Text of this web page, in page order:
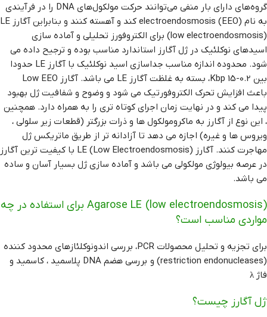
گروه‌های دارای بار منفی می‌توانند حرکت مولکول‌های DNA را در فرآیندی
به نام electroendosmosis (EEO) کند و آهسته کنند و بنابراین آگارز LE
(low electroendosmosis) برای الکتروفورز تحلیلی و آماده سازی
اسیدهای نوکلئیک در ژل آگارز استاندارد مناسب بوده و ترجیح داده می
شود. محدوده اندازه مناسب جداسازی اسید نوکلئیک با آگارز LE حدودا
بین 0.2-15 Kbp، بسته به غلظت آگارز LE می باشد. آگارز Low EEO
باعث افزایش تحرک الکتروفورتیک می شود و وضوح و شفافیت ژل بهبود
پیدا می کند و در نهایت زمان اجرای کوتاه تری را به همراه دارد. همچنین
، این نوع از آگارز به ماکرومولکول ها و ذرات بزرگتر (قطعات زیر سلولی ،
ویروس ها و غیره) اجازه می دهد تا آزادانه تر از طریق ماتریکس ژل
مهاجرت کنند. آگارز LE (Low Electroendosmosis) با کیفیت ترین آگارز
در عرصه بیولوژی مولکولی می باشد و آماده ‌سازی ژل بسیار آسان و ساده
می باشد.
Agarose LE (low electroendosmosis) برای استفاده در چه
مواردی مناسب است؟
برای تجزیه و تحلیل محصولات PCR، بررسی اندونوکلئازهای محدود کننده
(restriction endonucleases) و بررسی هضم DNA پلاسمید ، کاسمید و
فاژ λ
ژل آگارز چیست؟